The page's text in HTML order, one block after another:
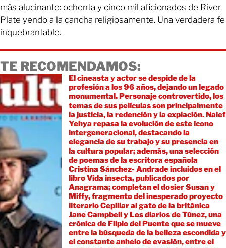
más alucinante: ochenta y cinco mil aficionados de River
Plate yendo a la cancha religiosamente. Una verdadera fe
inquebrantable.
TE RECOMENDAMOS:
El cineasta y actor se despide de la
profesión a los 96 años, dejando un legado
monumental. Personaje controvertido, los
temas de sus películas son principalmente
la justicia, la redención y la expiación. Naief
Yehya repasa la evolución de este ícono
intergeneracional, destacando la
elegancia de su trabajo y su presencia en
la cultura popular; además, una selección
de poemas de la escritora española
Cristina Sánchez- Andrade incluidos en el
libro Vida insecta, publicados por
Anagrama; completan el dosier Susan y
Miffy, fragmento del inesperado proyecto
literario Cepillar al gato de la británica
Jane Campbell y Los diarios de Túnez, una
crónica de Filpio del Puente que se mueve
entre la búsqueda de la belleza escondida y
el constante anhelo de evasión, entre el